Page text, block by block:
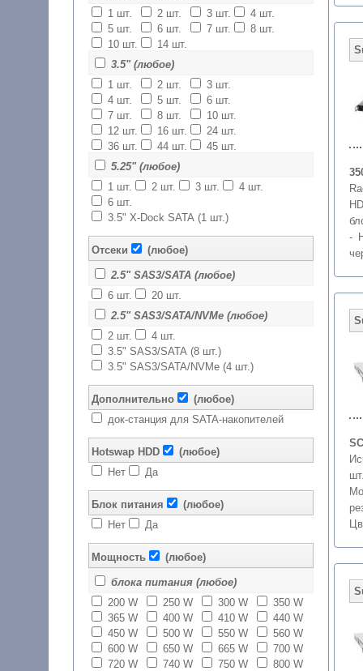
1 шт.
2 шт. 3 шт.
4 шт.
5 шт.
6 шт. 7 шт.
8 шт.
10 шт.
14 шт.
3.5" (любое)
1 шт.
2 шт.
3 шт.
4 шт.
5 шт.
6 шт.
7 шт.
8 шт.
10 шт.
12 шт.
16 шт.
24 шт.
36 шт.
44 шт.
45 шт.
5.25" (любое)
1 шт.
2 шт. 3 шт.
4 шт.
6 шт.
3.5" X-Dock SATA (1 шт.)
Отсеки (любое)
2.5" SAS3/SATA (любое)
6 шт.
20 шт.
2.5" SAS3/SATA/NVMe (любое)
2 шт.
4 шт.
3.5" SAS3/SATA (8 шт.)
3.5" SAS3/SATA/NVMe (4 шт.)
Дополнительно
(любое)
док-станция для SATA-накопителей
Hotswap HDD
(любое)
Нет
Да
Блок питания
(любое)
Нет
Да
Мощность (любое)
блока питания (любое)
200 W
250 W 300 W
350 W
365 W
400 W 410 W
440 W
450 W
500 W 550 W
560 W
600 W
650 W 665 W
700 W
720 W
740 W 750 W
800 W
-